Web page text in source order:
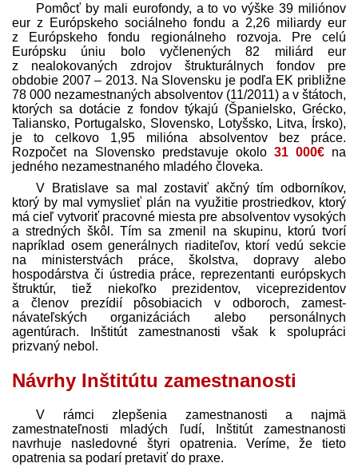
Pomôcť by mali eurofondy, a to vo výške 39 miliónov
eur z Európskeho sociálneho fondu a 2,26 miliardy eur
z Európskeho fondu regionálneho rozvoja. Pre celú
Európsku úniu bolo vyčlenených 82 miliárd eur
z nealokovaných zdrojov štrukturálnych fondov pre
obdobie 2007 – 2013. Na Slovensku je podľa EK približne
78 000 nezamestnaných absolventov (11/2011) a v štátoch,
ktorých sa dotácie z fondov týkajú (Španielsko, Grécko,
Taliansko, Portugalsko, Slovensko, Lotyšsko, Litva, Írsko),
je to celkovo 1,95 milióna absolventov bez práce.
Rozpočet na Slovensko pred­stavuje okolo 31 000€ na
jedného nezamestnaného mladého človeka.
V Bratislave sa mal zostaviť akčný tím odborníkov,
ktorý by mal vymyslieť plán na využitie prostriedkov, ktorý
má cieľ vytvoriť pracovné miesta pre absolventov vysokých
a stredných škôl. Tím sa zmenil na skupinu, ktorú tvorí
napríklad osem generálnych riaditeľov, ktorí vedú sekcie
na ministerstvách práce, školstva, dopravy alebo
hospodárstva či ústredia práce, reprezentanti európskych
štruktúr, tiež niekoľko prezidentov, viceprezidentov
a členov prezídií pôsobiacich v odboroch, zamest­
návateľských organizáciách alebo personálnych
agentúrach. Inštitút zamestnanosti však k spolupráci
prizvaný nebol.
Návrhy Inštitútu zamestnanosti
V rámci zlepšenia zamestnanosti a najmä
zamestnateľnosti mladých ľudí, Inštitút zamestnanosti
navrhuje nasledovné štyri opatrenia. Veríme, že tieto
opatrenia sa podarí pretaviť do praxe.